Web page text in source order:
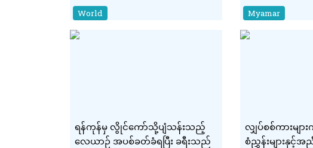
World Myamar
ရန်ကုန်မှ လွိုင်ကော်သို့ပျံသန်းသည့်
လေယာဉ် အပစ်ခတ်ခံရပြီး ခရီးသည်
လျှပ်စစ်ကားမျ
စံညွှန်းများနှင့်